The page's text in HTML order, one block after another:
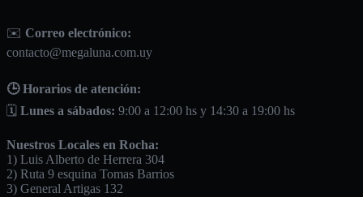
✉️ Correo electrónico:
contacto@megaluna.com.uy
🕒 Horarios de atención:
🗓️ Lunes a sábados: 9:00 a 12:00 hs y 14:30 a 19:00 hs
Nuestros Locales en Rocha:
1) Luis Alberto de Herrera 304
2) Ruta 9 esquina Tomas Barrios
3) General Artigas 132